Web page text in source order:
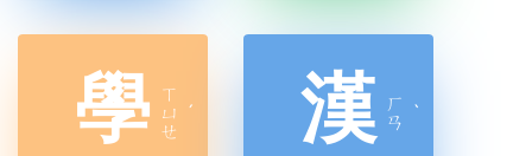
學 ㄒ
ㄩ
ㄝ
ˊ 漢 ㄏ
ㄢ ˋ